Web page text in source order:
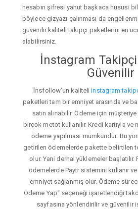
hesabın şifresi yahut başkaca hususi
böylece gizyazı çalınması da
güvenilir kaliteli takipçi paketlerini en
alabilirsiniz.
İnstagram Takipçi
Güvenilir
İnsfollow'un kaliteliinstagram
paketleri tam bir emniyet arasında ve
satın alınabilir. Ödeme için
birçok metot kullanılır. Kredi kartıyla
ödeme yapılması mümkündür. Bu
getirilen ödemelerde pakette belirtilen
olur. Yani derhal yüklemeler başlatılır.
ödemelerde Paytr sistemini kullanır
emniyet sağlanmış olur. Ödeme
Ödeme Yap" seçeneği işaretlendiği
sayfasına yönlendirilir ve güvenilir